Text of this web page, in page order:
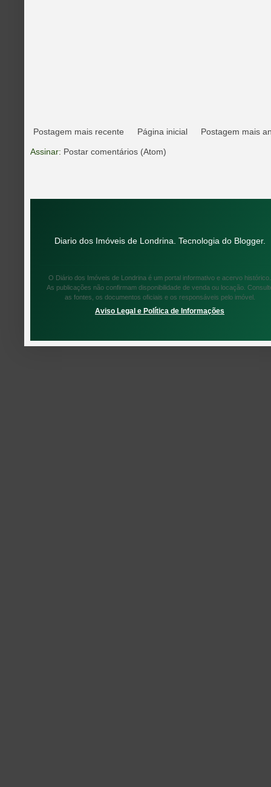
Postagem mais recente Postagem mais
Página inicial
Assinar: Postar comentários (Atom)
Diario dos Imóveis de Londrina. Tecnologia do Blogger.
O Diário dos Imóveis de Londrina é um portal informativo e acervo histórico.
As publicações não confirmam disponibilidade de venda ou locação.
as fontes, os documentos oficiais e os responsáveis pelo imóvel.
Aviso Legal e Política de Informações